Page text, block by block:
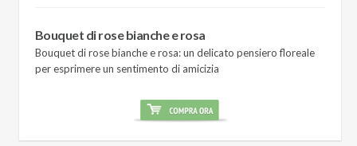
Bouquet di rose bianche e rosa
Bouquet di rose bianche e rosa: un delicato pensiero floreale
per esprimere un sentimento di amicizia